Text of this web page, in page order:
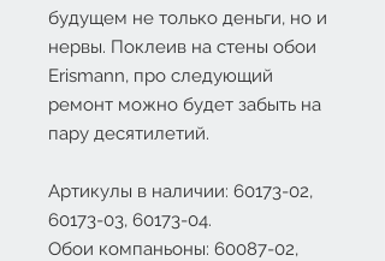
будущем не только деньги, но и
нервы. Поклеив на стены обои
Erismann, про следующий
ремонт можно будет забыть на
пару десятилетий.
Артикулы в наличии: 60173-02,
60173-03, 60173-04.
Обои компаньоны: 60087-02,